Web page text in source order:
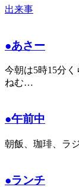
出来事
●あさー
今朝は5時15分
ねむ…
●午前中
朝飯、珈琲、ラ
●ランチ